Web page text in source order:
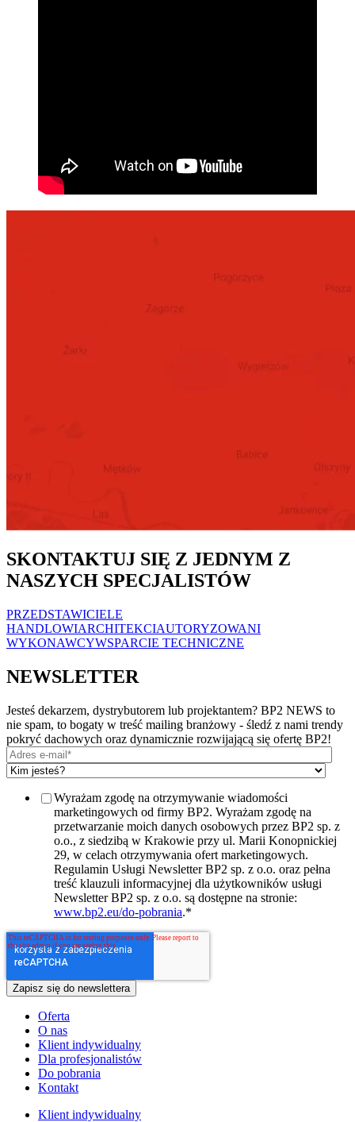
SKONTAKTUJ SIĘ Z JEDNYM Z
NASZYCH SPECJALISTÓW
PRZEDSTAWICIELE
HANDLOWIARCHITEKCIAUTORYZOWANI
WYKONAWCYWSPARCIE TECHNICZNE
NEWSLETTER
Jesteś dekarzem, dystrybutorem lub projektantem? BP2 NEWS to
nie spam, to bogaty w treść mailing branżowy - śledź z nami trendy
pokryć dachowych oraz dynamicznie rozwijającą się ofertę BP2!
Wyrażam zgodę na otrzymywanie wiadomości
marketingowych od firmy BP2. Wyrażam zgodę na
przetwarzanie moich danych osobowych przez BP2 sp. z
o.o., z siedzibą w Krakowie przy ul. Marii Konopnickiej
29, w celach otrzymywania ofert marketingowych.
Regulamin Usługi Newsletter BP2 sp. z o.o. oraz pełna
treść klauzuli informacyjnej dla użytkowników usługi
Newsletter BP2 sp. z o.o. są dostępne na stronie:
www.bp2.eu/do-pobrania.*
Oferta
O nas
Klient indywidualny
Dla profesjonalistów
Do pobrania
Kontakt
Klient indywidualny